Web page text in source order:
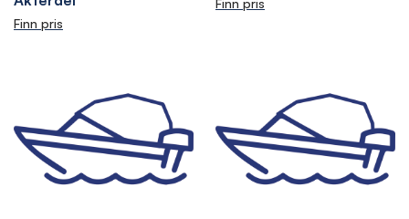
Finn pris
Finn pris